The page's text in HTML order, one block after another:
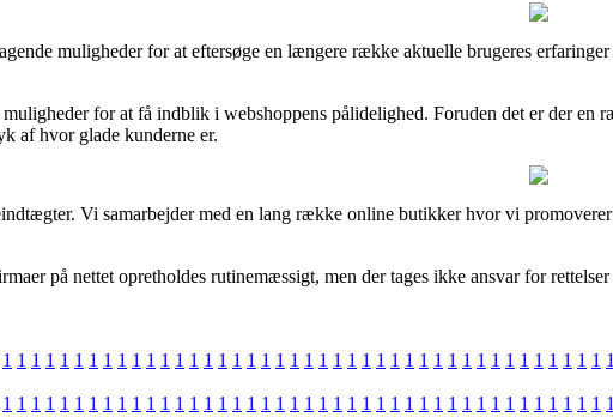
muligheder for at eftersøge en længere række aktuelle brugeres
for at få indblik i webshoppens pålidelighed. Foruden det er der
af hvor glade kunderne er.
Vi samarbejder med en lang række online butikker hvor vi
på nettet opretholdes rutinemæssigt, men der tages ikke ansvar for
1 1 1 1 1 1 1 1 1 1 1 1 1 1 1 1 1 1 1 1 1 1 1 1 1 1 1 1 1 1 1 1 1 1 1 1 1 1 1 1 1 1 1
1 1 1 1 1 1 1 1 1 1 1 1 1 1 1 1 1 1 1 1 1 1 1 1 1 1 1 1 1 1 1 1 1 1 1 1 1 1 1 1 1 1 1